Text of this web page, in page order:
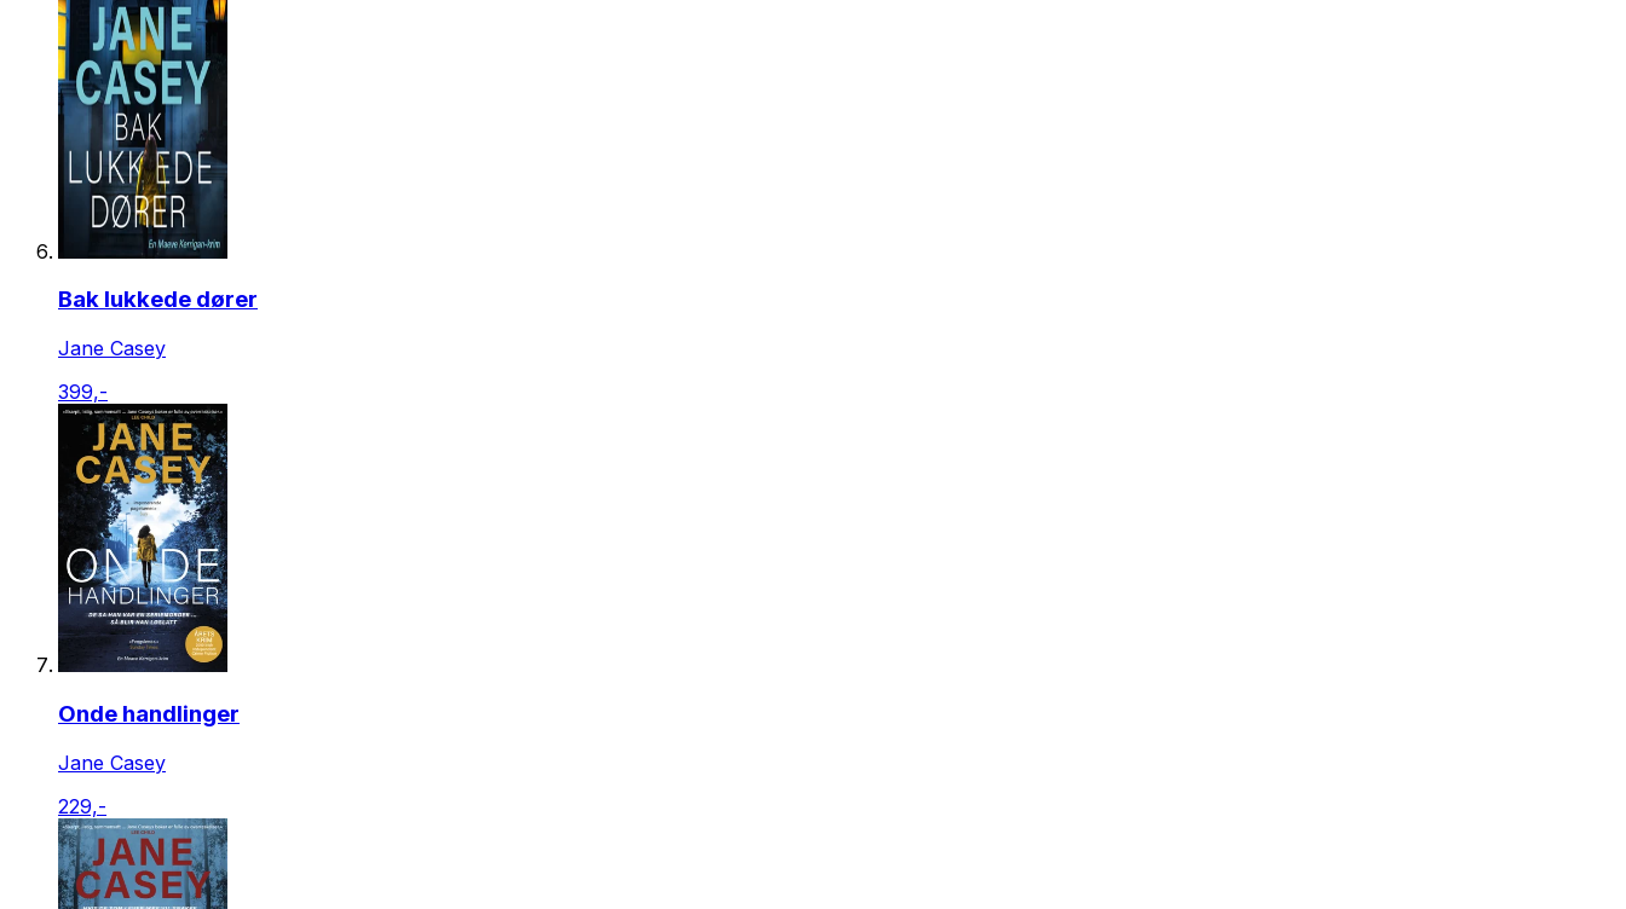
Bak lukkede dører
Jane Casey
399,-
Onde handlinger
Jane Casey
229,-